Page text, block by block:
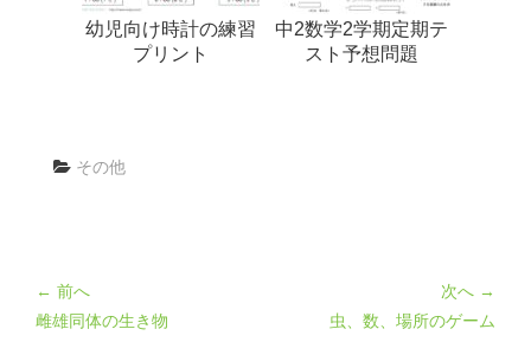
幼児向け時計の練習
プリント
中2数学2学期定期テ
スト予想問題
その他
← 前へ
雌雄同体の生き物
次へ →
虫、数、場所のゲーム